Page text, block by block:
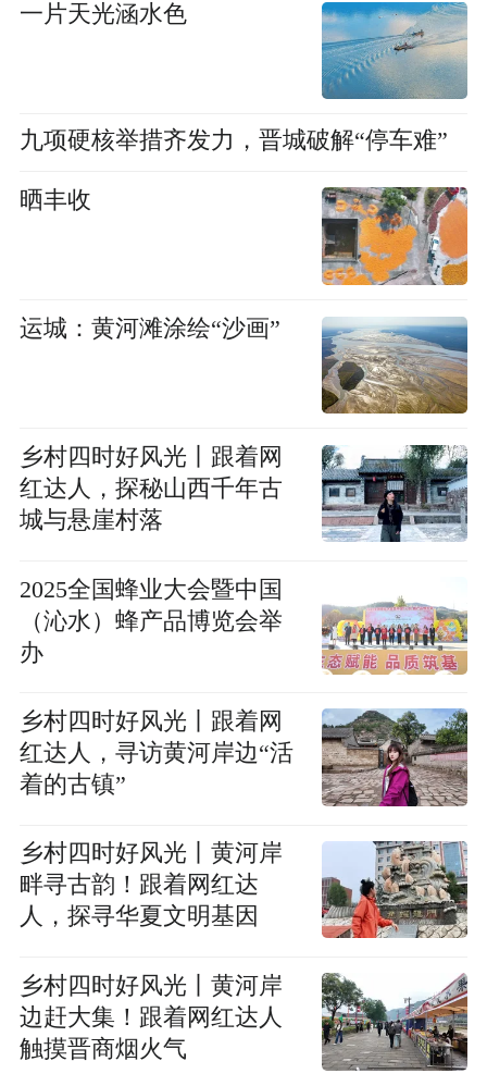
一片天光涵水色
九项硬核举措齐发力，晋城破解“停车难”
晒丰收
运城：黄河滩涂绘“沙画”
乡村四时好风光丨跟着网
红达人，探秘山西千年古
城与悬崖村落
2025全国蜂业大会暨中国
（沁水）蜂产品博览会举
办
乡村四时好风光丨跟着网
红达人，寻访黄河岸边“活
着的古镇”
乡村四时好风光丨黄河岸
畔寻古韵！跟着网红达
人，探寻华夏文明基因
乡村四时好风光丨黄河岸
边赶大集！跟着网红达人
触摸晋商烟火气